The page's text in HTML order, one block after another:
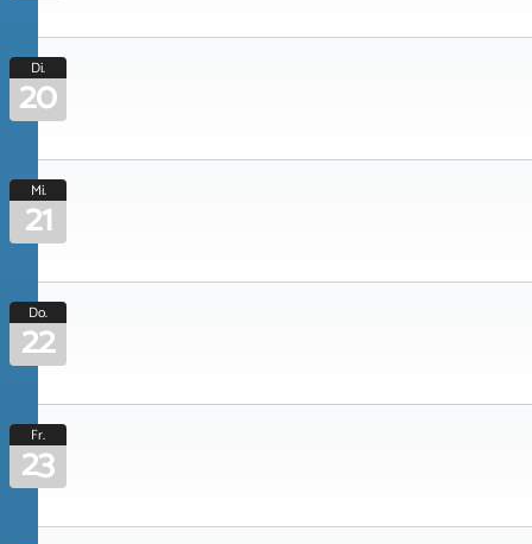
Di.
20
Mi.
21
Do.
22
Fr.
23